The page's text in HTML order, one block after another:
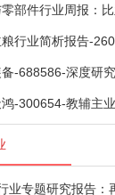
行业简析报告-
业专题研究报告：